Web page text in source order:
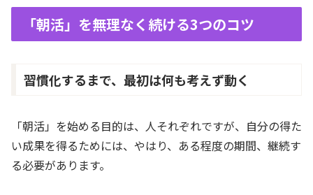
「朝活」を無理なく続ける3つのコツ
習慣化するまで、最初は何も考えず動く
「朝活」を始める目的は、人それぞれですが、自分の得た
い成果を得るためには、やはり、ある程度の期間、継続す
る必要があります。